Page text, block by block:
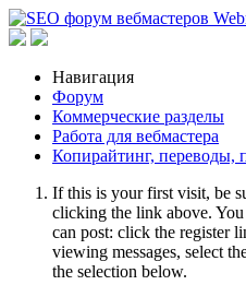
Навигация
Форум
Коммерческие разделы
Работа для вебмастера
Копирайтинг, переводы,
If this is your first visit, be
clicking the link above.
can post: click the register
viewing messages, select
the selection below.